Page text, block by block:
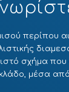
περίπου
σχήμα που
μέσα από